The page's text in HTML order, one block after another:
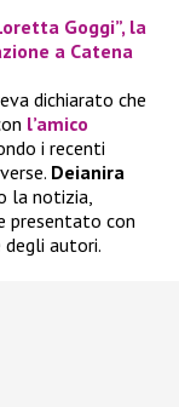
Goggi”, la
a Catena
dichiarato che
l’amico
i recenti
Deianira
la notizia,
presentato con
degli autori.